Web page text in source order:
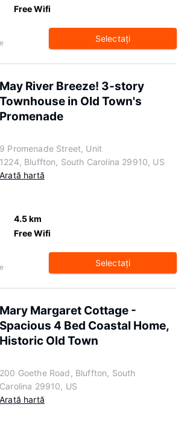
Free Wifi
Selectaţi
May River Breeze! 3-story
Townhouse in Old Town's
Promenade
9 Promenade Street, Unit
1224, Bluffton, South Carolina 29910, US
Arată hartă
4.5 km
Free Wifi
Selectaţi
Mary Margaret Cottage -
Spacious 4 Bed Coastal Home,
Historic Old Town
200 Goethe Road, Bluffton, South
Carolina 29910, US
Arată hartă